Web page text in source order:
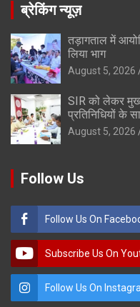
ब्रेकिंग न्यूज़
तड़ागताल में
लिया भाग
August 5, 2026
SIR को लेकर
प्रतिनिधियों के
August 5, 2026
Follow Us
Follow Us On
Subscribe Us On
Follow Us On